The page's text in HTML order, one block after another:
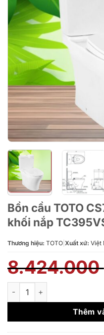
Bồn cầu TOTO
khối nắp
Thương hiệu: TOTO Xuất xứ: Việt
8.424.000
Bồn cầu TOTO
Thêm